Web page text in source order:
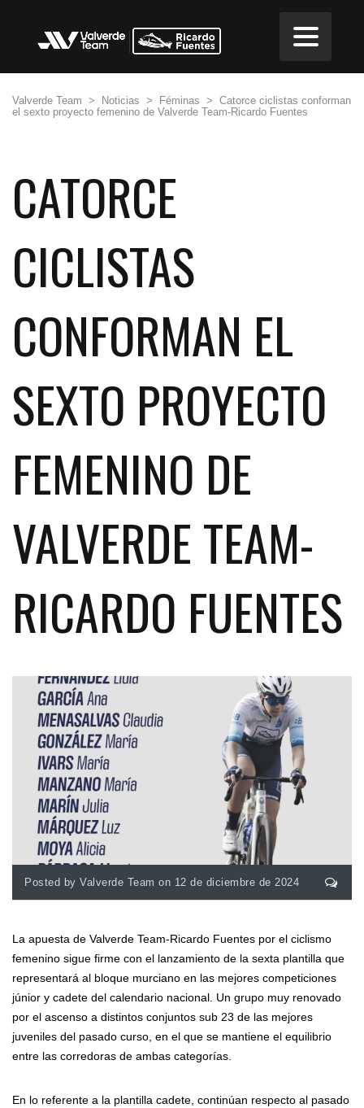
Valverde Team > Noticias > Féminas > Catorce ciclistas conforman
el sexto proyecto femenino de Valverde Team-Ricardo Fuentes
CATORCE
CICLISTAS
CONFORMAN EL
SEXTO PROYECTO
FEMENINO DE
VALVERDE TEAM-
RICARDO FUENTES
Posted by Valverde Team on 12 de diciembre de 2024
La apuesta de Valverde Team-Ricardo Fuentes por el ciclismo
femenino sigue firme con el lanzamiento de la sexta plantilla que
representará al bloque murciano en las mejores competiciones
júnior y cadete del calendario nacional. Un grupo muy renovado
por el ascenso a distintos conjuntos sub 23 de las mejores
juveniles del pasado curso, en el que se mantiene el equilibrio
entre las corredoras de ambas categorías.
En lo referente a la plantilla cadete, continúan respecto al pasado